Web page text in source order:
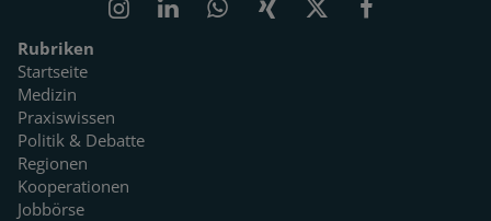
Rubriken
Startseite
Medizin
Praxiswissen
Politik & Debatte
Regionen
Kooperationen
Jobbörse